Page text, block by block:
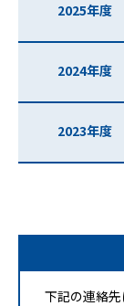
2025年度
2024年度
2023年度
下記の連絡先